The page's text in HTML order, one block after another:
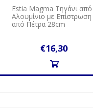
Estia Magma Τηγάνι από
Αλουμίνιο με Επίστρωση
από Πέτρα 28cm
€16,30